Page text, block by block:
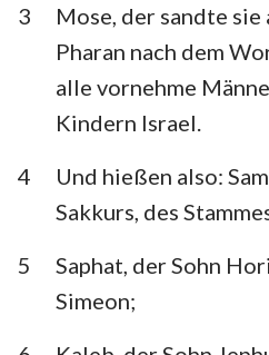
Daniel
Joel
Obadja
Micha
Haggai
3
Mose, der sandte sie
Pharan nach dem
alle vornehme
Kindern Israel.
4
Und hießen also:
Sakkurs, des
5
Saphat, der Sohn
Simeon;